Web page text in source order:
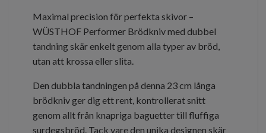
Maximal precision för perfekta skivor –
WÜSTHOF Performer Brödkniv med dubbel
tandning skär enkelt genom alla typer av bröd,
utan att krossa eller slita.
Den dubbla tandningen på denna 23 cm långa
brödkniv ger dig ett rent, kontrollerat snitt
genom allt från knapriga baguetter till fluffiga
surdegsbröd. Tack vare den unika designen skär